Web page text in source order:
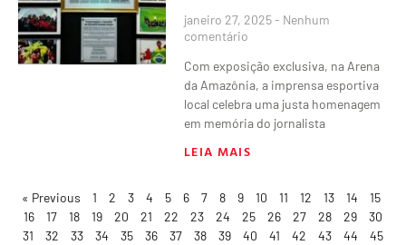
janeiro 27, 2025 Nenhum
comentário
Com exposição exclusiva, na Arena
da Amazônia, a imprensa esportiva
local celebra uma justa homenagem
em memória do jornalista
LEIA MAIS
« Previous 1 2 3 4 5 6 7 8 9 10 11 12 13 14
15
16
17 18 19 20 21 22 23 24 25 26 27 28 29
30
31
32 33 34 35 36 37 38 39 40 41 42 43 44
45